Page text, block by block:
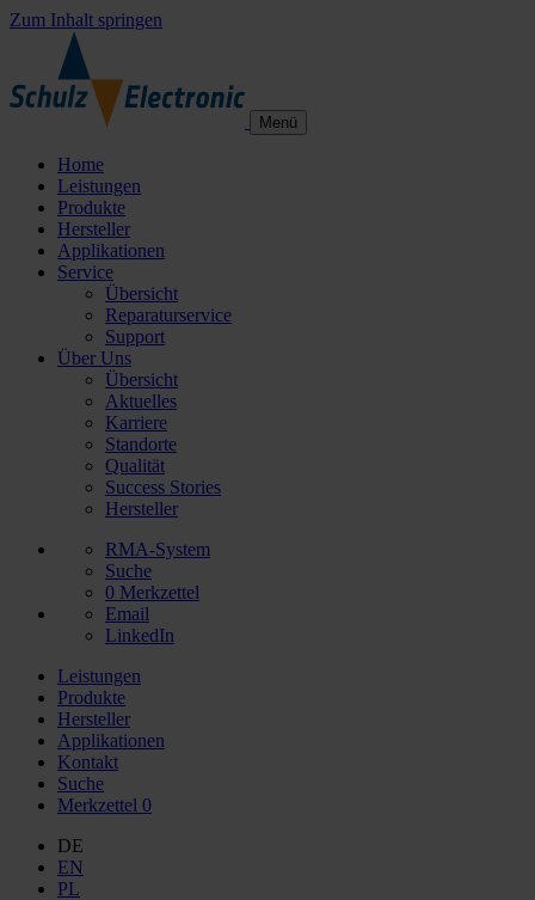
Zum Inhalt springen
Menü
Home
Leistungen
Produkte
Hersteller
Applikationen
Service
Übersicht
Reparaturservice
Support
Über Uns
Übersicht
Aktuelles
Karriere
Standorte
Qualität
Success Stories
Hersteller
RMA-System
Suche
0 Merkzettel
Email
LinkedIn
Leistungen
Produkte
Hersteller
Applikationen
Kontakt
Suche
Merkzettel 0
DE
EN
PL